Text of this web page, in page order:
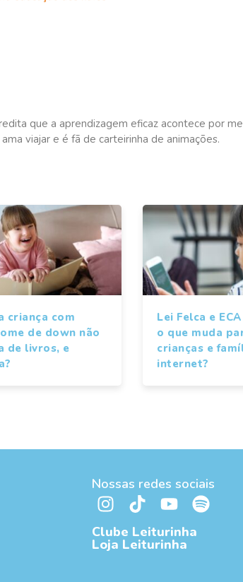
que a aprendizagem eficaz acontece por
viajar e é fã de carteirinha de animações.
criança com
de down não
de livros, e
Lei Felca e
o que muda
crianças e
internet?
Nossas redes sociais
Clube Leiturinha
Loja Leiturinha